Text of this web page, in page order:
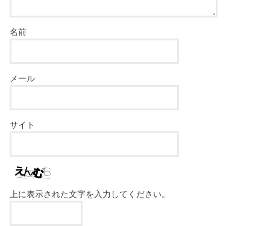
名前
メール
サイト
上に表示された文字を入力してください。